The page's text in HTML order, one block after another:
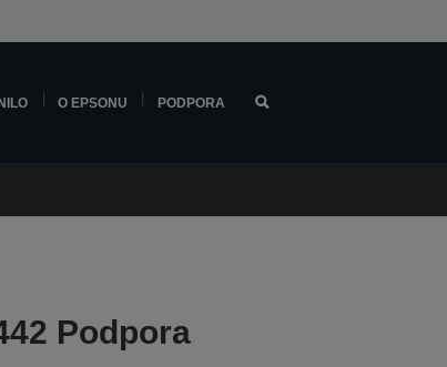
O EPSONU PODPORA
Podpora